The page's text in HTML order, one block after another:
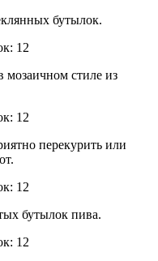
бутылок.
мозаичном стиле из
перекурить или
бутылок пива.